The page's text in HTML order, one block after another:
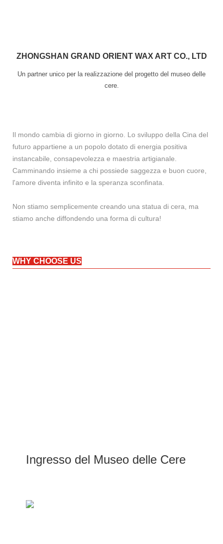
ZHONGSHAN GRAND ORIENT WAX ART CO., LTD
Un partner unico per la realizzazione del progetto del museo delle
cere.
Il mondo cambia di giorno in giorno. Lo sviluppo della Cina del
futuro appartiene a un popolo dotato di energia positiva
instancabile, consapevolezza e maestria artigianale.
Camminando insieme a chi possiede saggezza e buon cuore,
l'amore diventa infinito e la speranza sconfinata.
Non stiamo semplicemente creando una statua di cera, ma
stiamo anche diffondendo una forma di cultura!
WHY CHOOSE US
Ingresso del Museo delle Cere